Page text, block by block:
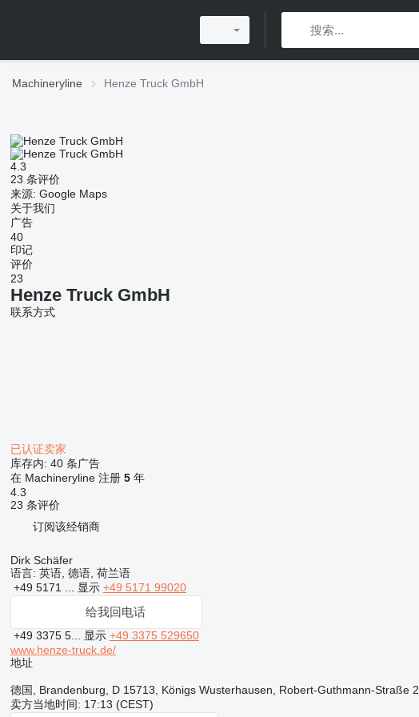
Machineryline Henze Truck GmbH
4.3
23 条评价
来源: Google Maps
关于我们
广告
40
印记
评价
23
Henze Truck GmbH
联系方式
已认证卖家
库存内: 40 条广告
在 Machineryline 注册 5年
4.3
23 条评价
订阅该经销商
Dirk Schäfer
语言: 英语, 德语, 荷兰语
+49 5171 ... 显示 +49 5171 99020
给我回电话
+49 3375 5... 显示 +49 3375 529650
www.henze-truck.de/
地址
德国, Brandenburg, D 15713, Königs Wusterhausen, Robert-Guthmann-Straße 2
卖方当地时间: 17:13 (CEST)